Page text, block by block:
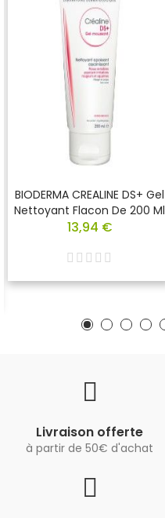
BIODERMA CREALINE DS+ Gel
Nettoyant Flacon De 200 Ml
13,94 €
Livraison offerte
à partir de 50€ d'achat